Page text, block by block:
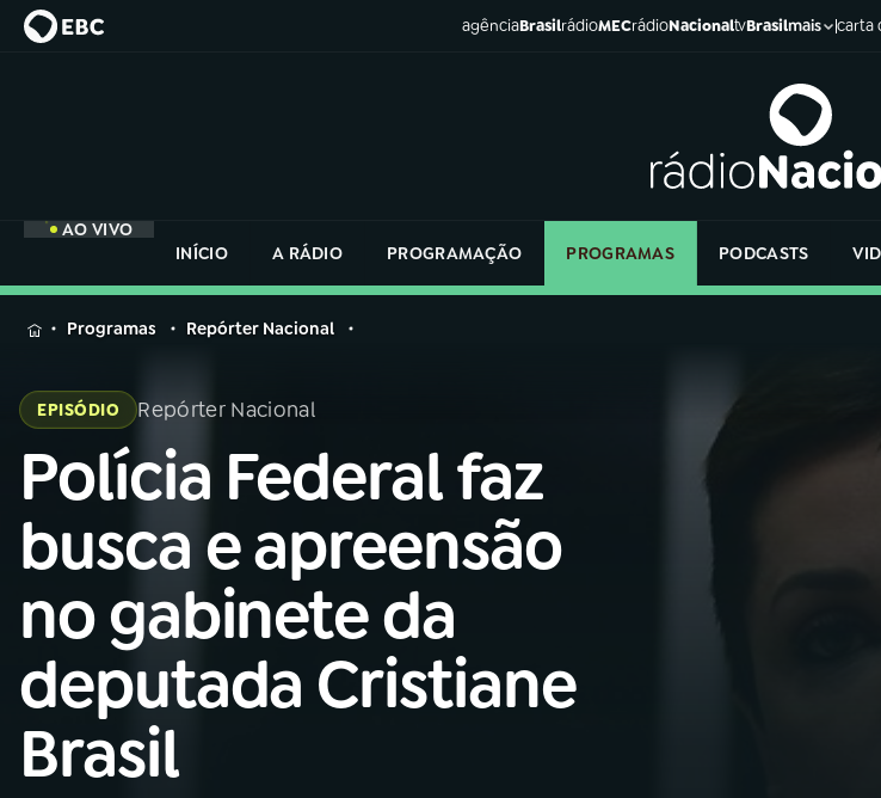
agênciaBrasilrádioMECrádioNacionaltvBrasilmais carta
AO VIVO
INÍCIO
A RÁDIO PROGRAMAÇÃO PROGRAMAS PODCASTS
MENU
Buscar
na
Rádio
Nacional
01 INÍCIO
02A RÁDIO
03PROGRAMAÇÃO
na
Rádio
Programas Repórter Nacional
EPISÓDIO Repórter Nacional
Polícia Federal faz
busca e apreensão
no gabinete da
deputada Cristiane
Brasil